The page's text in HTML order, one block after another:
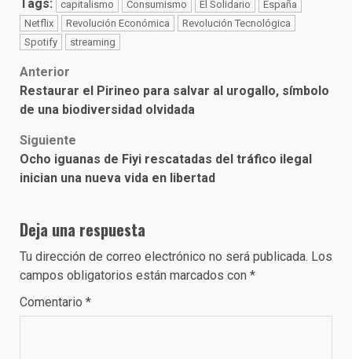
Tags: capitalismo Consumismo El Solidario
España
Netflix
Revolución Económica
Revolución Tecnológica
Spotify
streaming
Post
navigation
Anterior
Restaurar el Pirineo para salvar al urogallo, símbolo
de una biodiversidad olvidada
Siguiente
Ocho iguanas de Fiyi rescatadas del tráfico ilegal
inician una nueva vida en libertad
Deja una respuesta
Tu dirección de correo electrónico no será publicada. Los
campos obligatorios están marcados con *
Comentario *